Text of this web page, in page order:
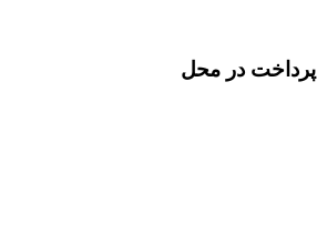
پرداخت در محل